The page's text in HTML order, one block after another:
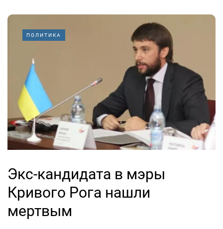
ПОЛИТИКА
Экс-кандидата в мэры
Кривого Рога нашли
мертвым